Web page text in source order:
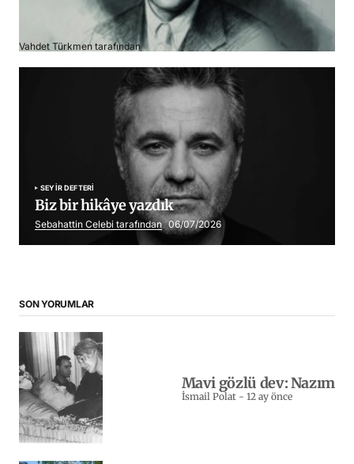
Franz Kafka
Vahdet Türkmen tarafından 06/07/2026
SEYIR DEFTERI
Biz bir hikâye yazdık
Sebahattin Celebi tarafından 06/07/2026
SON YORUMLAR
Mavi gözlü dev: Nazım
İsmail Polat- 12 ay önce